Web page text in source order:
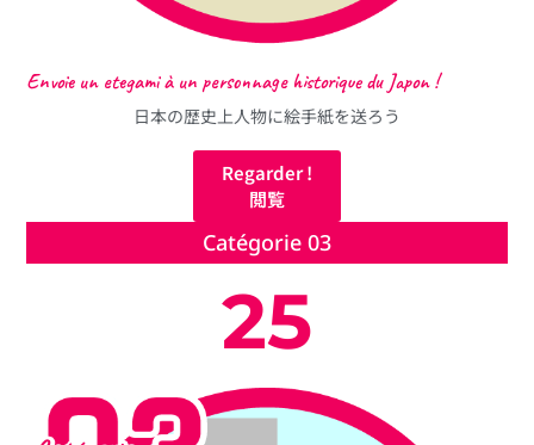
Envoie un etegami à un personnage historique du Japon !
日本の歴史上人物に絵手紙を送ろう
Regarder !
閲覧
Catégorie 03
25